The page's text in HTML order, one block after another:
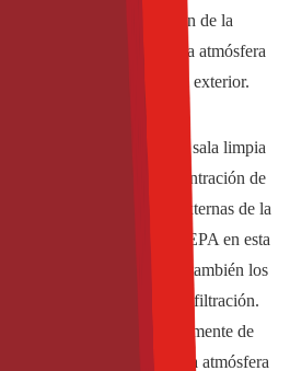
baja la concentración de la
externas de la botella. La atmósfera
para la esterilización exterior.
a la clasificación de sala limpia
se mantiene la concentración de
esterilizar las partes externas de la
a través de filtros HEPA en esta
costos de inversión sino también los
y por materiales de filtración.
está protegida eficazmente de
las superficies secas y a la atmósfera